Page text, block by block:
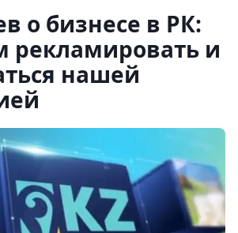
о бизнесе в РК:
рекламировать и
нашей